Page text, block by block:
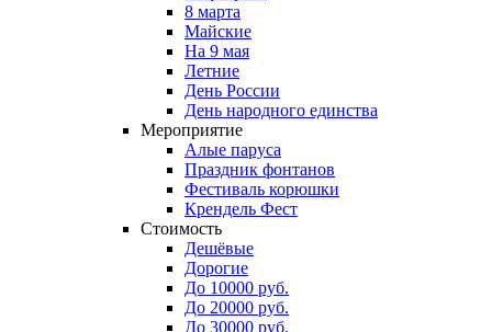
8 марта
Майские
На 9 мая
Летние
День России
День народного единства
Мероприятие
Алые паруса
Праздник фонтанов
Фестиваль корюшки
Крендель Фест
Стоимость
Дешёвые
Дорогие
До 10000 руб.
До 20000 руб.
До 30000 руб.